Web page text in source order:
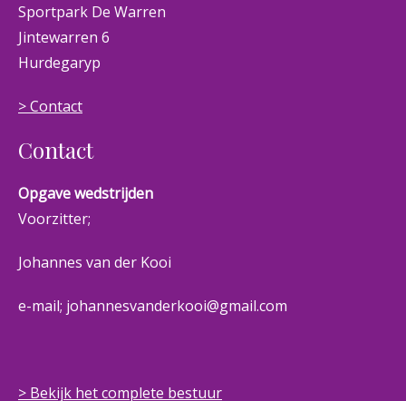
Sportpark De Warren
Jintewarren 6
Hurdegaryp
> Contact
Contact
Opgave wedstrijden
Voorzitter;
Johannes van der Kooi
e-mail; johannesvanderkooi@gmail.com
> Bekijk het complete bestuur